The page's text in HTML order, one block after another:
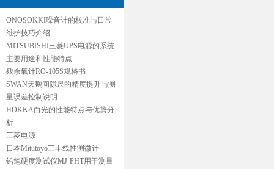
ONOSOKKI噪音计的校准与日常
维护技巧介绍
MITSUBISHI三菱UPS电源的系统
主要用途和性能特点
残余氧计RO-105S规格书
SWAN天鹅间隙尺的精度提升与测
量误差控制说明
HOKKA白光的性能特点与优势分
析
三菱电源
日本Mitutoyo三丰线性测微计
铅笔硬度测试仪MJ-PHT用于测量